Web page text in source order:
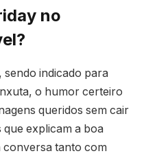
no
sendo indicado para
o humor certeiro
queridos sem cair
explicam a boa
conversa tanto com